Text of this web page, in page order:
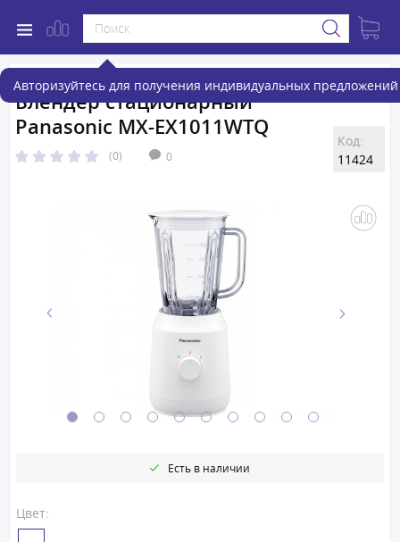
Авторизуйтесь для получения индивидуальных предложений
Блендер стационарный
Panasonic MX-EX1011WTQ
(0) 0
Код:
11424
Цвет:
Есть в наличии